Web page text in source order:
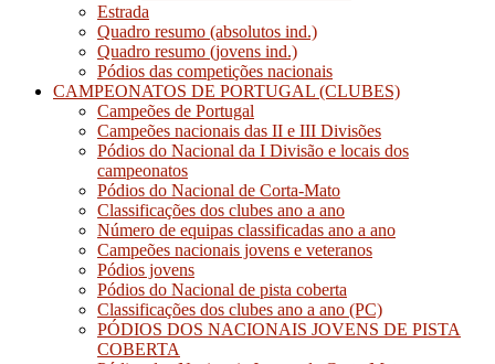
Estrada
Quadro resumo (absolutos ind.)
Quadro resumo (jovens ind.)
Pódios das competições nacionais
CAMPEONATOS DE PORTUGAL (CLUBES)
Campeões de Portugal
Campeões nacionais das II e III Divisões
Pódios do Nacional da I Divisão e locais dos
campeonatos
Pódios do Nacional de Corta-Mato
Classificações dos clubes ano a ano
Número de equipas classificadas ano a ano
Campeões nacionais jovens e veteranos
Pódios jovens
Pódios do Nacional de pista coberta
Classificações dos clubes ano a ano (PC)
PÓDIOS DOS NACIONAIS JOVENS DE PISTA
COBERTA